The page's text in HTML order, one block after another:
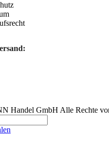
Handel GmbH Alle Rechte